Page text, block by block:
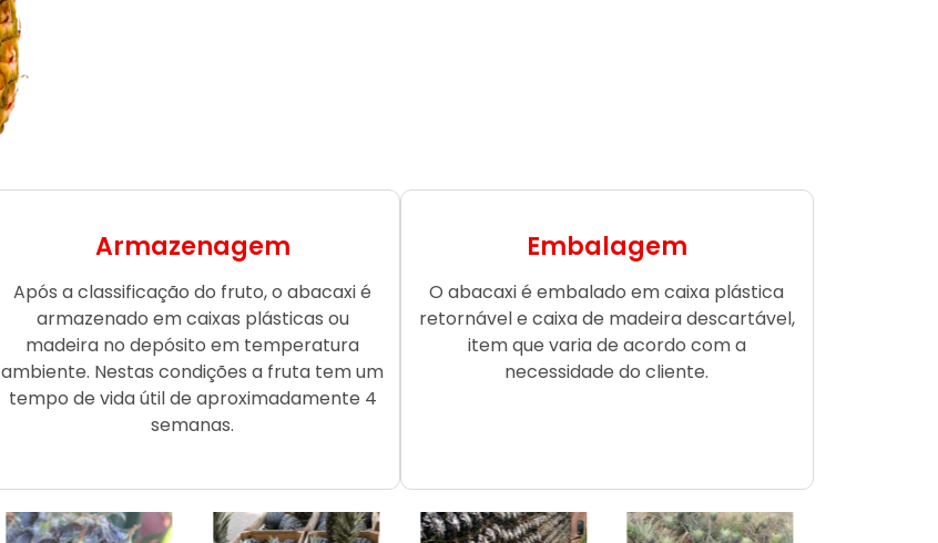
Armazenagem
Após a classificação do fruto, o abacaxi é
armazenado em caixas plásticas ou
madeira no depósito em temperatura
ambiente. Nestas condições a fruta tem um
tempo de vida útil de aproximadamente 4
semanas.
Embalagem
O abacaxi é embalado em caixa plástica
retornável e caixa de madeira descartável,
item que varia de acordo com a
necessidade do cliente.